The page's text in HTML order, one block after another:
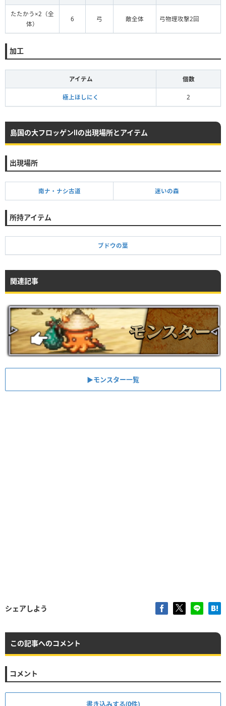
状態異常アイコン
たたかう×2（全
体）
6 弓 敵全体 弓物理攻撃2回
加工
アイテム 個数
極上ほしにく 2
島国の大フロッゲンⅡの出現場所とアイテム
出現場所
南ナ・ナシ古道 迷いの森
所持アイテム
ブドウの葉
関連記事
▶︎モンスター一覧
シェアしよう
この記事へのコメント
コメント
書き込みする(0件)